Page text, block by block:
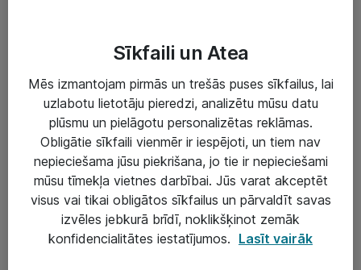
Risinājumi & Pakalpojumi
IT serviss un atbalsts
IT infrastruktūra
Darba vietu IT risinājumi
Sīkfaili un Atea
Mēs izmantojam pirmās un trešās puses sīkfailus, lai
uzlabotu lietotāju pieredzi, analizētu mūsu datu
plūsmu un pielāgotu personalizētas reklāmas.
Obligātie sīkfaili vienmēr ir iespējoti, un tiem nav
nepieciešama jūsu piekrišana, jo tie ir nepieciešami
mūsu tīmekļa vietnes darbībai. Jūs varat akceptēt
visus vai tikai obligātos sīkfailus un pārvaldīt savas
izvēles jebkurā brīdī, noklikšķinot zemāk
konfidencialitātes iestatījumos. Lasīt vairāk